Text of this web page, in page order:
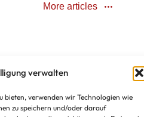
verwalten
bieten, verwenden wir Technologien wie
zu speichern und/oder darauf
More articles